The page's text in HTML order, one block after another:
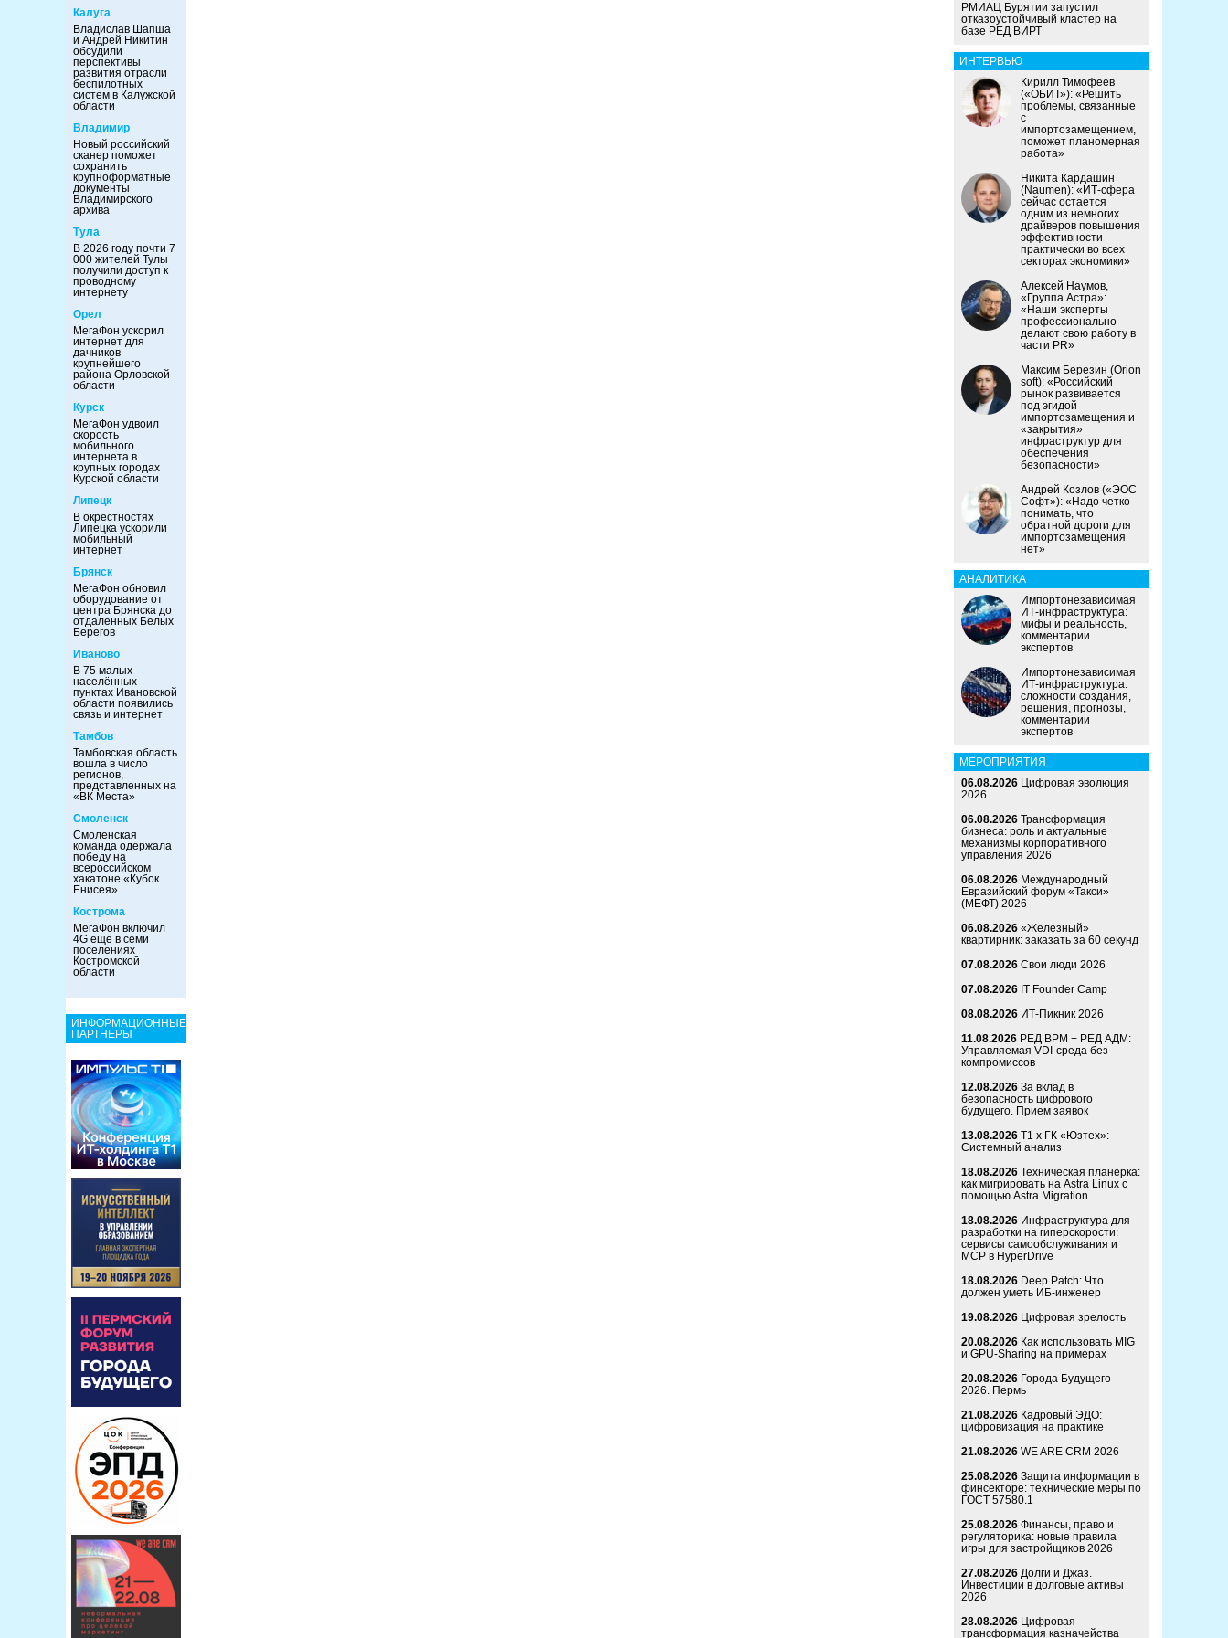
Калуга
Владислав Шапша
и Андрей Никитин
обсудили
перспективы
развития отрасли
беспилотных
систем в Калужской
области
Владимир
Новый российский
сканер поможет
сохранить
крупноформатные
документы
Владимирского
архива
Тула
В 2026 году почти 7
000 жителей Тулы
получили доступ к
проводному
интернету
Орел
МегаФон ускорил
интернет для
дачников
крупнейшего
района Орловской
области
Курск
МегаФон удвоил
скорость
мобильного
интернета в
крупных городах
Курской области
Липецк
В окрестностях
Липецка ускорили
мобильный
интернет
Брянск
МегаФон обновил
оборудование от
центра Брянска до
отдаленных Белых
Берегов
Иваново
В 75 малых
населённых
пунктах Ивановской
области появились
связь и интернет
Тамбов
Тамбовская область
вошла в число
регионов,
представленных на
«ВК Места»
Смоленск
Смоленская
команда одержала
победу на
всероссийском
хакатоне «Кубок
Енисея»
Кострома
МегаФон включил
4G ещё в семи
поселениях
Костромской
области
ИНФОРМАЦИОННЫЕ
ПАРТНЕРЫ
РМИАЦ Бурятии запустил
отказоустойчивый кластер на
базе РЕД ВИРТ
ИНТЕРВЬЮ
Кирилл Тимофеев
(«ОБИТ»): «Решить
проблемы, связанные
с
импортозамещением,
поможет планомерная
работа»
Никита Кардашин
(Naumen): «ИТ-сфера
сейчас остается
одним из немногих
драйверов повышения
эффективности
практически во всех
секторах экономики»
Алексей Наумов,
«Группа Астра»:
«Наши эксперты
профессионально
делают свою работу в
части PR»
Максим Березин (Orion
soft): «Российский
рынок развивается
под эгидой
импортозамещения и
«закрытия»
инфраструктур для
обеспечения
безопасности»
Андрей Козлов («ЭОС
Софт»): «Надо четко
понимать, что
обратной дороги для
импортозамещения
нет»
АНАЛИТИКА
Импортонезависимая
ИТ-инфраструктура:
мифы и реальность,
комментарии
экспертов
Импортонезависимая
ИТ-инфраструктура:
сложности создания,
решения, прогнозы,
комментарии
экспертов
МЕРОПРИЯТИЯ
06.08.2026 Цифровая эволюция
2026
06.08.2026 Трансформация
бизнеса: роль и актуальные
механизмы корпоративного
управления 2026
06.08.2026 Международный
Евразийский форум «Такси»
(МЕФТ) 2026
06.08.2026 «Железный»
квартирник: заказать за 60 секунд
07.08.2026 Свои люди 2026
07.08.2026 IT Founder Camp
08.08.2026 ИТ-Пикник 2026
11.08.2026 РЕД ВРМ + РЕД АДМ:
Управляемая VDI-среда без
компромиссов
12.08.2026 За вклад в
безопасность цифрового
будущего. Прием заявок
13.08.2026 Т1 x ГК «Юзтех»:
Системный анализ
18.08.2026 Техническая планерка:
как мигрировать на Astra Linux с
помощью Astra Migration
18.08.2026 Инфраструктура для
разработки на гиперскорости:
сервисы самообслуживания и
MCP в HyperDrive
18.08.2026 Deep Patch: Что
должен уметь ИБ-инженер
19.08.2026 Цифровая зрелость
20.08.2026 Как использовать MIG
и GPU-Sharing на примерах
20.08.2026 Города Будущего
2026. Пермь
21.08.2026 Кадровый ЭДО:
цифровизация на практике
21.08.2026 WE ARE CRM 2026
25.08.2026 Защита информации в
финсекторе: технические меры по
ГОСТ 57580.1
25.08.2026 Финансы, право и
регуляторика: новые правила
игры для застройщиков 2026
27.08.2026 Долги и Джаз.
Инвестиции в долговые активы
2026
28.08.2026 Цифровая
трансформация казначейства